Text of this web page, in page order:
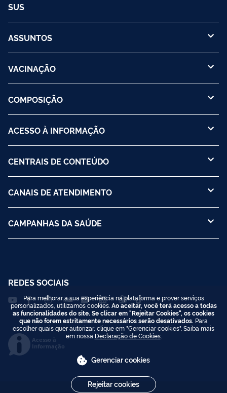
SUS
ASSUNTOS
VACINAÇÃO
COMPOSIÇÃO
ACESSO À INFORMAÇÃO
CENTRAIS DE CONTEÚDO
CANAIS DE ATENDIMENTO
CAMPANHAS DA SAÚDE
REDES SOCIAIS
Acesso à
Informação
Para melhorar a sua experiência na plataforma e prover serviços
personalizados, utilizamos cookies. Ao aceitar, você terá acesso a todas
as funcionalidades do site. Se clicar em "Rejeitar Cookies", os cookies
que não forem estritamente necessários serão desativados. Para
escolher quais quer autorizar, clique em "Gerenciar cookies". Saiba mais
em nossa Declaração de Cookies.
Gerenciar cookies
Rejeitar cookies